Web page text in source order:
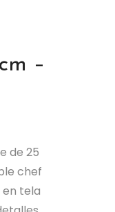
–
de 25
chef
en tela